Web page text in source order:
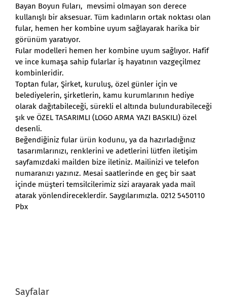
Bayan Boyun Fuları, mevsimi olmayan son derece
kullanışlı bir aksesuar. Tüm kadınların ortak noktası olan
fular, hemen her kombine uyum sağlayarak harika bir
görünüm yaratıyor.
Fular modelleri hemen her kombine uyum sağlıyor. Hafif
ve ince kumaşa sahip fularlar iş hayatının vazgeçilmez
kombinleridir.
Toptan fular, Şirket, kuruluş, özel günler için ve
belediyelerin, şirketlerin, kamu kurumlarının hediye
olarak dağıtabileceği, sürekli el altında bulundurabileceği
şık ve ÖZEL TASARIMLI (LOGO ARMA YAZI BASKILI) özel
desenli.
Beğendiğiniz fular ürün kodunu, ya da hazırladığınız
tasarımlarınızı, renklerini ve adetlerini lütfen iletişim
sayfamızdaki mailden bize iletiniz. Mailinizi ve telefon
numaranızı yazınız. Mesai saatlerinde en geç bir saat
içinde müşteri temsilcilerimiz sizi arayarak yada mail
atarak yönlendireceklerdir. Saygılarımızla. 0212 5450110
Pbx
Sayfalar